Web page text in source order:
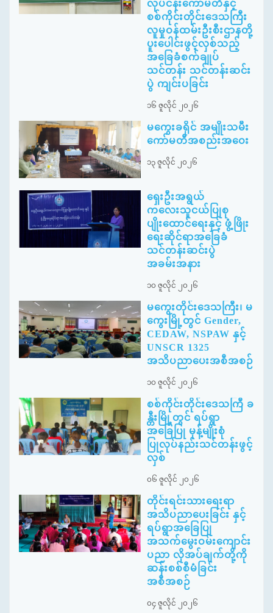
လုပ်ငန်းကော်မတီနှင့်
စစ်ကိုင်းတိုင်းဒေသကြီး
လူမှုဝန်ထမ်းဦးစီးဌာနတို့
ပူးပေါင်းဖွင့်လှစ်သည့်
အခြေခံစက်ချုပ်
သင်တန်း သင်တန်းဆင်း
ပွဲ ကျင်းပခြင်း
၁၆ ဇူလိုင် ၂၀၂၆
မကွေးခရိုင် အမျိုးသမီး
ကော်မတီအစည်းအဝေး
၁၃ ဇူလိုင် ၂၀၂၆
ရှေးဦးအရွယ်
ကလေးသူငယ်ပြုစု
ပျိုးထောင်ရေးနှင့် ဖွံ့ဖြိုး
ရေးဆိုင်ရာအခြေခံ
သင်တန်းဆင်းပွဲ
အခမ်းအနား
၁၀ ဇူလိုင် ၂၀၂၆
မကွေးတိုင်းဒေသကြီး၊ မ
ကွေးမြို့တွင် Gender,
CEDAW, NSPAW နှင့်
UNSCR 1325
အသိပညာပေးအစီအစဉ်
၁၀ ဇူလိုင် ၂၀၂၆
စစ်ကိုင်းတိုင်းဒေသကြီ ခ
န္တီးမြို့တွင် ရပ်ရွာ
အခြေပြု မုန့်မျိုးစုံ
ပြုလုပ်နည်းသင်တန်းဖွင့်
လှစ်
၀၆ ဇူလိုင် ၂၀၂၆
တိုင်းရင်းသားရေးရာ
အသိပညာပေးခြင်း နှင့်
ရပ်ရွာအခြေပြု
အသက်မွေးဝမ်းကျောင်း
ပညာ လိုအပ်ချက်တို့ကို
ဆန်းစစ်စီမံခြင်း
အစီအစဉ်
၀၄ ဇူလိုင် ၂၀၂၆